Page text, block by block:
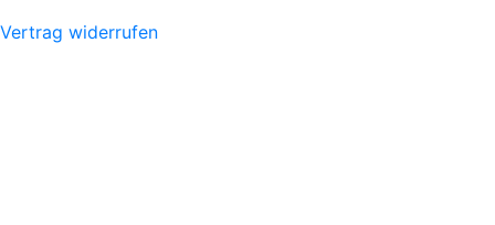
Vertrag widerrufen